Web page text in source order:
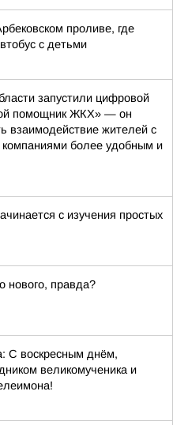
проливе, где
с детьми
запустили цифровой
помощник ЖКХ» — он
взаимодействие жителей с
более удобным и
с изучения простых
нового, правда?
С воскресным днём,
великомученика и